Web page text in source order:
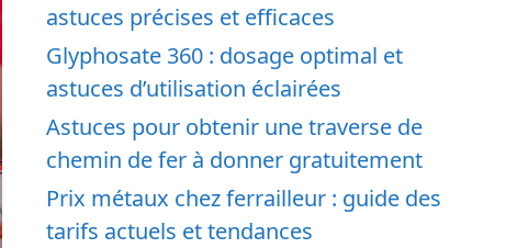
astuces précises et efficaces
Glyphosate 360 : dosage optimal et
astuces d’utilisation éclairées
Astuces pour obtenir une traverse de
chemin de fer à donner gratuitement
Prix métaux chez ferrailleur : guide des
tarifs actuels et tendances